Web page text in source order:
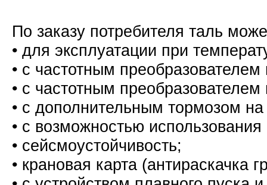
По заказу потребителя таль
• для эксплуатации при
• с частотным
• с частотным
• с дополнительным тормозом
• с возможностью
• сейсмоустойчивость;
• крановая карта (антираскачка